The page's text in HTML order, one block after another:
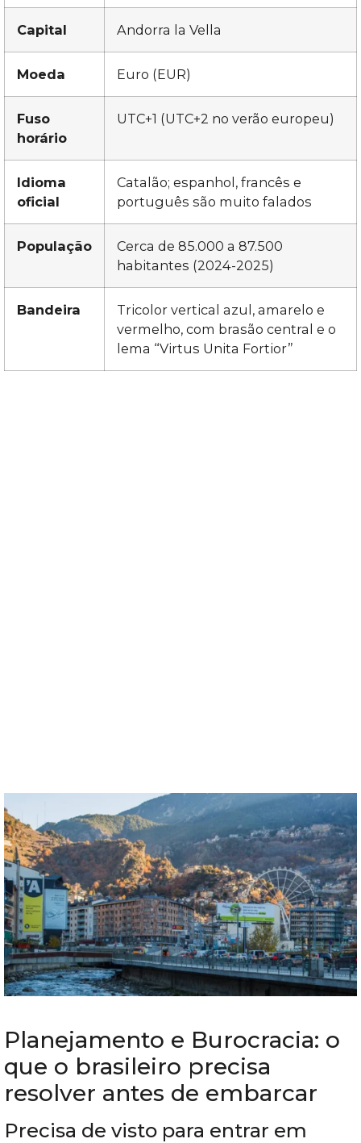
Capital Andorra la Vella
Moeda Euro (EUR)
Fuso
horário
UTC+1 (UTC+2 no verão europeu)
Idioma
oficial
Catalão; espanhol, francês e
português são muito falados
População
Cerca de 85.000 a 87.500
habitantes (2024-2025)
Bandeira
Tricolor vertical azul, amarelo e
vermelho, com brasão central e o
lema “Virtus Unita Fortior”
Planejamento e Burocracia: o
que o brasileiro precisa
resolver antes de embarcar
Precisa de visto para entrar em